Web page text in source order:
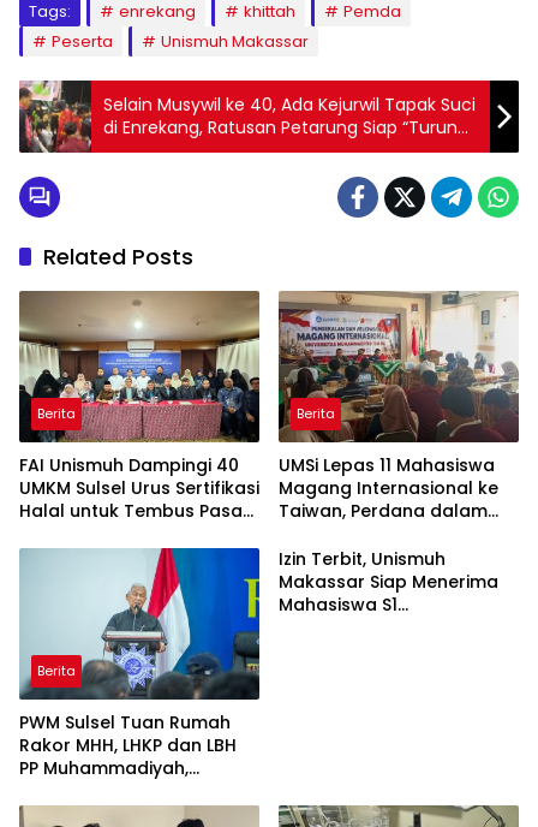
Tags: enrekang khittah
Pemda
Peserta
Unismuh Makassar
Selain Musywil ke 40, Ada Kejurwil Tapak Suci
di Enrekang, Ratusan Petarung Siap “Turun
Lapangan”
Related Posts
Berita
FAI Unismuh Dampingi 40
UMKM Sulsel Urus Sertifikasi
Halal untuk Tembus Pasar
Berita
UMSi Lepas 11 Mahasiswa
Magang Internasional ke
Taiwan, Perdana dalam
Berita
PWM Sulsel Tuan Rumah
Rakor MHH, LHKP dan LBH
PP Muhammadiyah,
dan Kebijakan Publik
Izin Terbit, Unismuh
Makassar Siap Menerima
Mahasiswa S1